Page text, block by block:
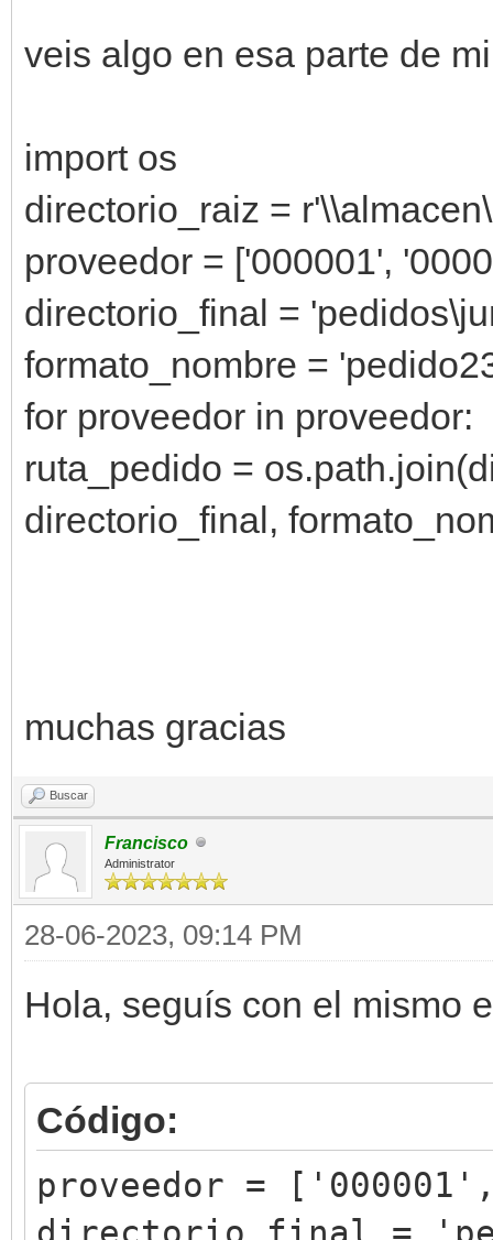
veis algo en esa parte de
import os
directorio_raiz =
proveedor = ['000001',
directorio_final =
formato_nombre =
for proveedor in proveedor:
ruta_pedido =
directorio_final,
muchas gracias
Buscar
Francisco
Administrator
28-06-2023, 09:14 PM
Hola, seguís con el mismo
Código:
proveedor =